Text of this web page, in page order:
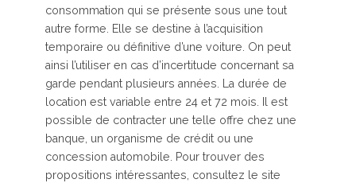
consommation qui se présente sous une tout
autre forme. Elle se destine à l’acquisition
temporaire ou définitive d’une voiture. On peut
ainsi l’utiliser en cas d’incertitude concernant sa
garde pendant plusieurs années. La durée de
location est variable entre 24 et 72 mois. Il est
possible de contracter une telle offre chez une
banque, un organisme de crédit ou une
concession automobile. Pour trouver des
propositions intéressantes, consultez le site